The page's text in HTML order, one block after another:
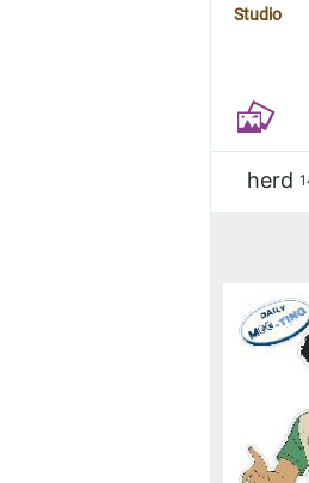
Studio
herd